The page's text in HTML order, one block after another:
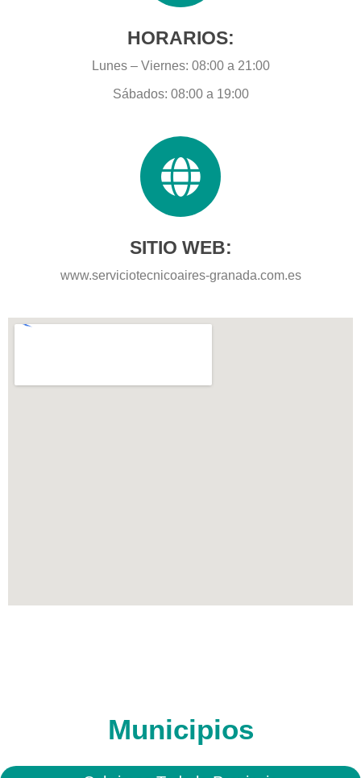
HORARIOS:
Lunes – Viernes: 08:00 a 21:00
Sábados: 08:00 a 19:00
SITIO WEB:
www.serviciotecnicoaires-granada.com.es
Municipios